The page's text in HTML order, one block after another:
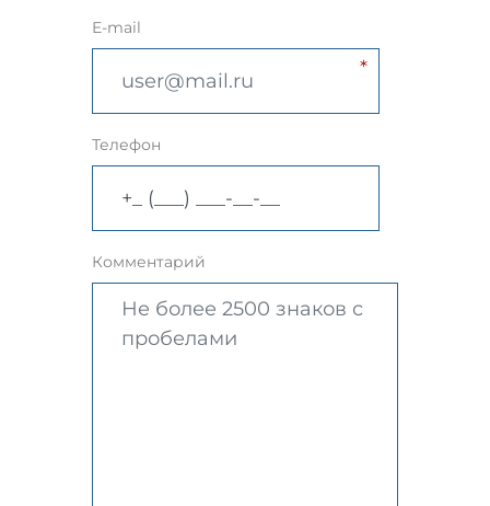
E-mail
Телефон
Комментарий